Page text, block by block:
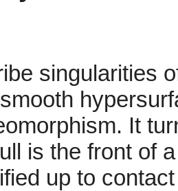
singularities
It
is the front of
up to